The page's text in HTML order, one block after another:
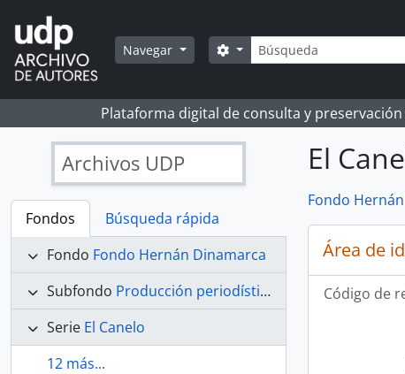
Skip to main content
Navegar Búsqueda
Search options
Plataforma digital de consulta y
Archivos UDP
Fondos
Búsqueda rápida
Fondo Fondo Hernán Dinamarca
Subfondo Producción periodística
Serie El Canelo
12 más...
El
Fondo
Área de
Código de